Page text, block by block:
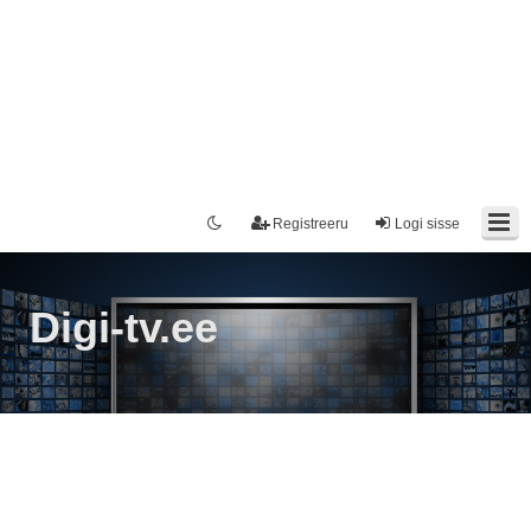
Logi sisse
Registreeru
Digi-tv.ee